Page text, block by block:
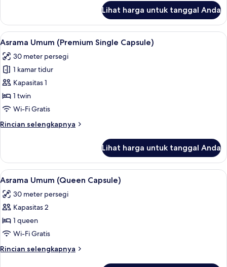
Bed
Capsule)
Asrama
Umum,
hanya
(One
Bed
Capsule)
Lihat harga untuk tanggal Anda
Lihat
semua
foto
untuk
Asrama
Umum
(Premium
Capsule)
Brankas, meja kerja, kedap suara,
7
Asrama Umum (Premium Single Capsule)
30 meter persegi
1 kamar tidur
Kapasitas 1
1 twin
Wi-Fi Gratis
Rincian selengkapnya
Rincian
Asrama
Umum
(Premium
Capsule)
Lihat harga untuk tanggal Anda
Lihat
semua
foto
untuk
Asrama
Umum
(Queen
Capsule)
Brankas, meja kerja, kedap suara,
5
Asrama Umum (Queen Capsule)
30 meter persegi
Kapasitas 2
1 queen
Wi-Fi Gratis
Rincian selengkapnya
Rincian